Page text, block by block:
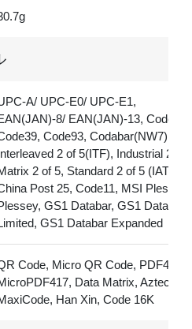
A/ UPC-E0/ UPC-E1,
8/ EAN(JAN)-13,
Code93, Codabar(NW7),
2 of 5(ITF), Industrial 2 of
2 of 5, Standard 2 of 5 (IATA),
Post 25, Code11, MSI Plessey,
GS1 Databar, GS1 Databar
GS1 Databar Expanded
Code, Micro QR Code, PDF417,
Data Matrix, Aztec,
Han Xin, Code 16K